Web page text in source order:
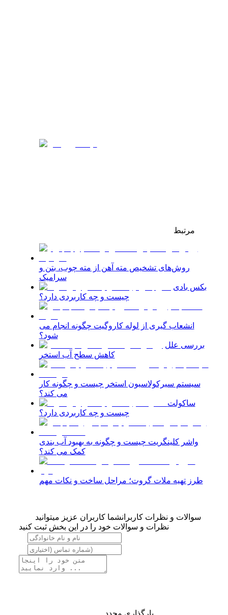
مرتبط
روش‌های تشخیص مته آهن از مته چوب، بتن و
سرامیک
بکس بادی
چیست و چه کاربردی دارد؟
انشعاب گیری از لوله کاروگیت چگونه انجام می
شود؟
بررسی علل
کاهش سطح آب استخر
سیستم سیرکولاسیون استخر چیست و چگونه کار
می کند؟
ساکولت
چیست و چه کاربردی دارد؟
واشر کلینگریت چیست و چگونه به بهبود آب بندی
کمک می کند؟
طرز تهیه ملات گروت؛ مراحل ساخت و نکات مهم
سوالات و نظرات کاربرانشما کاربران عزیز میتوانید
نظرات و سوالات خود را در این بخش ثبت کنید
بارگذاری مجدد